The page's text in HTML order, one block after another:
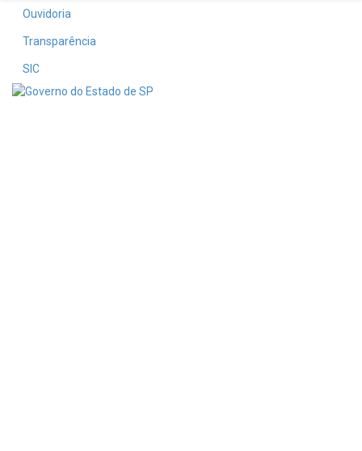
Ouvidoria
Transparência
SIC